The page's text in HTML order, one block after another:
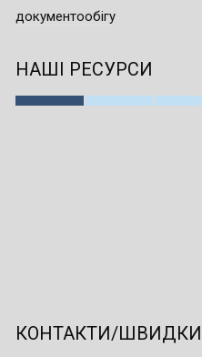
документообігу
НАШІ РЕСУРСИ
КОНТАКТИ/